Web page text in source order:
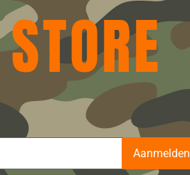
Aanmelden